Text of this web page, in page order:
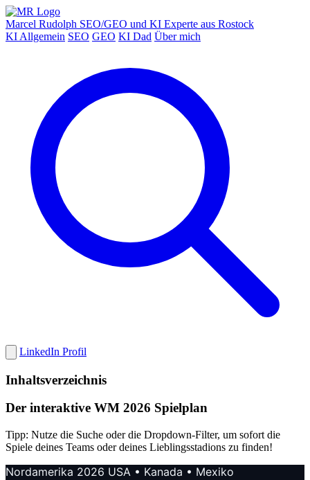
Marcel Rudolph SEO/GEO und KI Experte aus Rostock
KI Allgemein SEO GEO KI Dad Über mich
LinkedIn Profil
Inhaltsverzeichnis
Der interaktive WM 2026 Spielplan
Tipp: Nutze die Suche oder die Dropdown-Filter, um sofort die
Spiele deines Teams oder deines Lieblingsstadions zu finden!
Nordamerika 2026 USA • Kanada • Mexiko